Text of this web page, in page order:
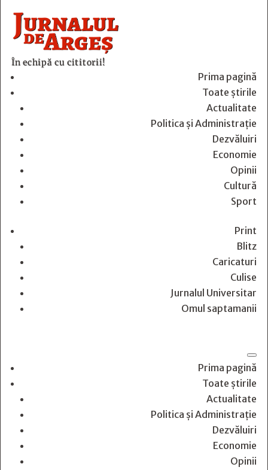
În echipă cu cititorii!
Prima pagină
Toate știrile
Actualitate
Politica și Administrație
Dezvăluiri
Economie
Opinii
Cultură
Sport
Print
Blitz
Caricaturi
Culise
Jurnalul Universitar
Omul saptamanii
Prima pagină
Toate știrile
Actualitate
Politica și Administrație
Dezvăluiri
Economie
Opinii